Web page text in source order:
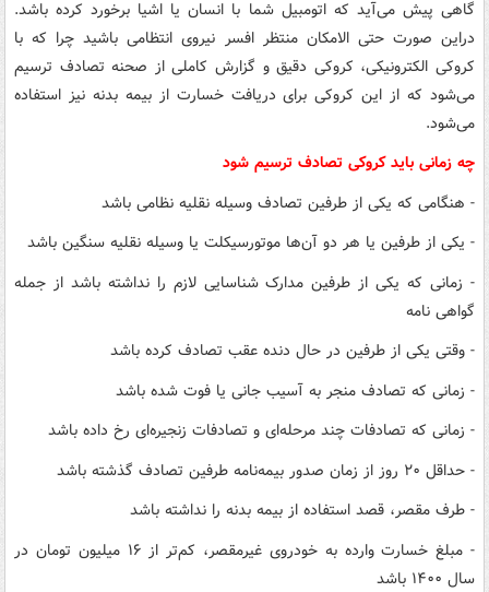
گاهی پیش می‌آید که اتومبیل شما با انسان یا اشیا برخورد کرده باشد.
دراین صورت حتی الامکان منتظر افسر نیروی انتظامی باشید چرا که با
کروکی الکترونیکی، کروکی دقیق و گزارش کاملی از صحنه تصادف ترسیم
می‌شود که از این کروکی برای دریافت خسارت از بیمه بدنه نیز استفاده
می‌شود.
چه زمانی باید کروکی تصادف ترسیم شود
- هنگامی که یکی از طرفین تصادف وسیله نقلیه نظامی باشد
- یکی از طرفین یا هر دو آن‌ها موتورسیکلت یا وسیله نقلیه سنگین باشد
- زمانی که یکی از طرفین مدارک شناسایی لازم را نداشته باشد از جمله
گواهی نامه
- وقتی یکی از طرفین در حال دنده عقب تصادف کرده باشد
- زمانی که تصادف منجر به آسیب جانی یا فوت شده باشد
- زمانی که تصادفات چند مرحله‌ای و تصادفات زنجیره‌ای رخ داده باشد
- حداقل ۲۰ روز از زمان صدور بیمه‌نامه طرفین تصادف گذشته باشد
- طرف مقصر، قصد استفاده از بیمه بدنه را نداشته باشد
- مبلغ خسارت وارده به خودروی غیرمقصر، کم‌تر از ۱۶ میلیون تومان در
سال ۱۴۰۰ باشد